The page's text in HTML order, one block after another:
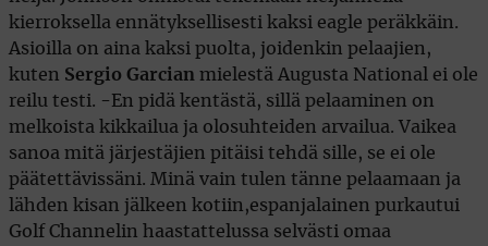
kierroksella ennätyksellisesti kaksi eagle peräkkäin.
Asioilla on aina kaksi puolta, joidenkin pelaajien,
kuten Sergio Garcian mielestä Augusta National ei ole
reilu testi. -En pidä kentästä, sillä pelaaminen on
melkoista kikkailua ja olosuhteiden arvailua. Vaikea
sanoa mitä järjestäjien pitäisi tehdä sille, se ei ole
päätettävissäni. Minä vain tulen tänne pelaamaan ja
lähden kisan jälkeen kotiin,espanjalainen purkautui
Golf Channelin haastattelussa selvästi omaa